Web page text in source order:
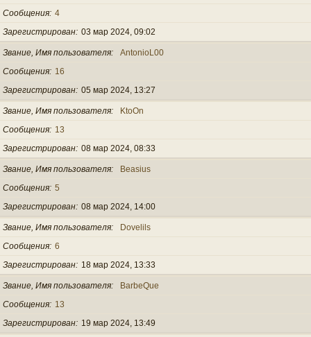
Сообщения 4
Зарегистрирован 03 мар 2024, 09:02
Звание, Имя пользователя
AntonioL00
Сообщения
16
Зарегистрирован 05 мар 2024, 13:27
Звание, Имя пользователя
KtoOn
Сообщения
13
Зарегистрирован 08 мар 2024, 08:33
Звание, Имя пользователя
Beasius
Сообщения 5
Зарегистрирован 08 мар 2024, 14:00
Звание, Имя пользователя
Dovelils
Сообщения 6
Зарегистрирован
18 мар 2024, 13:33
Звание, Имя пользователя
BarbeQue
Сообщения
13
Зарегистрирован
19 мар 2024, 13:49